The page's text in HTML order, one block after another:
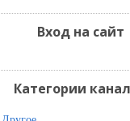
Вход на сайт
Категории